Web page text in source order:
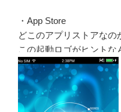
・App Store
どこのアプリストアなの
この起動ロゴがヒントな